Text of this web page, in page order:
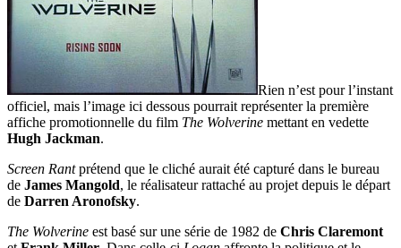
Rien n’est pour l’instant
officiel, mais l’image ici dessous pourrait représenter la première
affiche promotionnelle du film The Wolverine mettant en vedette
Hugh Jackman.
Screen Rantprétend que le cliché aurait été capturé dans le bureau
de James Mangold, le réalisateur rattaché au projet depuis le départ
de Darren Aronofsky.
The Wolverine est basé sur une série de 1982 de Chris Claremont